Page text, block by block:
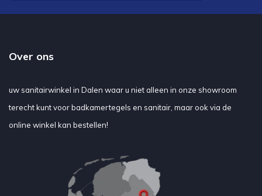
Over ons
uw sanitairwinkel in Dalen waar u niet alleen in onze showroom
terecht kunt voor badkamertegels en sanitair, maar ook via de
online winkel kan bestellen!